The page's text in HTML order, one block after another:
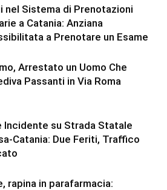
nel Sistema di Prenotazioni
a Catania: Anziana
a Prenotare un Esame
Arrestato un Uomo Che
Passanti in Via Roma
Incidente su Strada Statale
Catania: Due Feriti, Traffico
rapina in parafarmacia: